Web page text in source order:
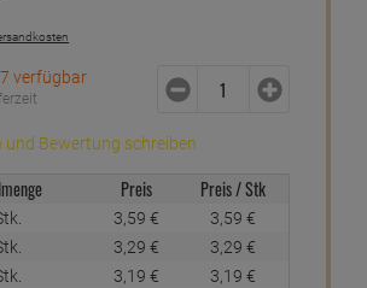
verfügbar
und Bewertung schreiben
Preis Preis / Stk
3,59 € 3,59 €
3,29 € 3,29 €
3,19 € 3,19 €